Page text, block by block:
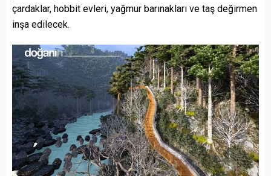
çardaklar, hobbit evleri, yağmur barınakları ve taş değirmen
inşa edilecek.